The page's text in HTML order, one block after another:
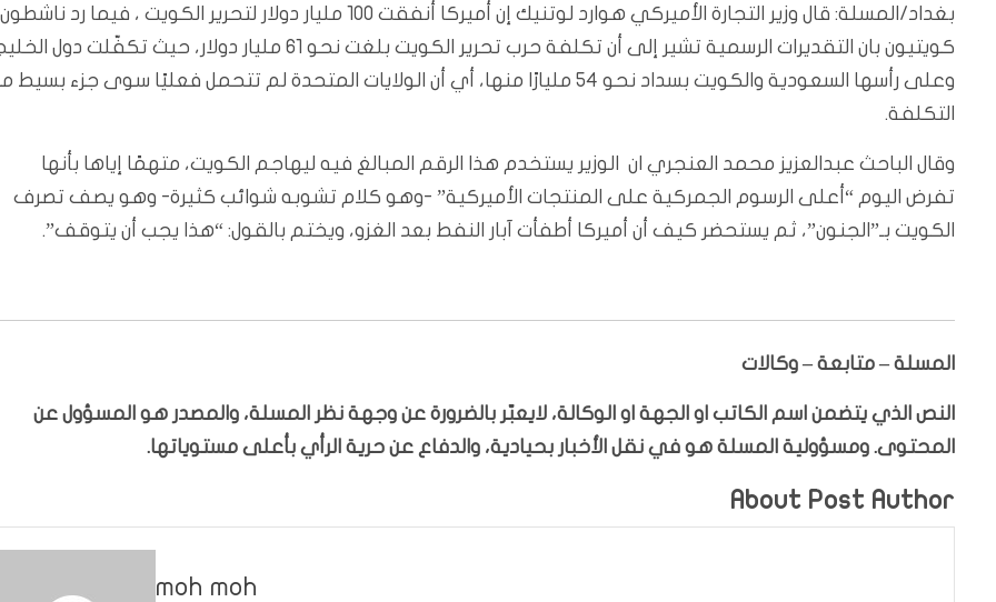
بغداد/المسلة: قال وزير التجارة الأميركي هوارد لوتنيك إن أميركا أنفقت 100 مليار دولار لتحرير الكويت ، فيما رد ناشطون
كويتيون بان التقديرات الرسمية تشير إلى أن تكلفة حرب تحرير الكويت بلغت نحو 61 مليار دولار، حيث تكفّلت دول
وعلى رأسها السعودية والكويت بسداد نحو 54 مليارًا منها، أي أن الولايات المتحدة لم تتحمل فعليًا سوى جزء بسيط
التكلفة.
وقال الباحث عبدالعزيز محمد العنجري ان الوزير يستخدم هذا الرقم المبالغ فيه ليهاجم الكويت، متهمًا إياها بأنها
تفرض اليوم “أعلى الرسوم الجمركية على المنتجات الأميركية” -وهو كلام تشوبه شوائب كثيرة- وهو يصف تصرف
الكويت بـ”الجنون”، ثم يستحضر كيف أن أميركا أطفأت آبار النفط بعد الغزو، ويختم بالقول: “هذا يجب أن يتوقف”.
المسلة – متابعة – وكالات
النص الذي يتضمن اسم الكاتب او الجهة او الوكالة، لايعبّر بالضرورة عن وجهة نظر المسلة، والمصدر هو المسؤول عن
المحتوى. ومسؤولية المسلة هو في نقل الأخبار بحيادية، والدفاع عن حرية الرأي بأعلى مستوياتها.
About Post Author
moh moh